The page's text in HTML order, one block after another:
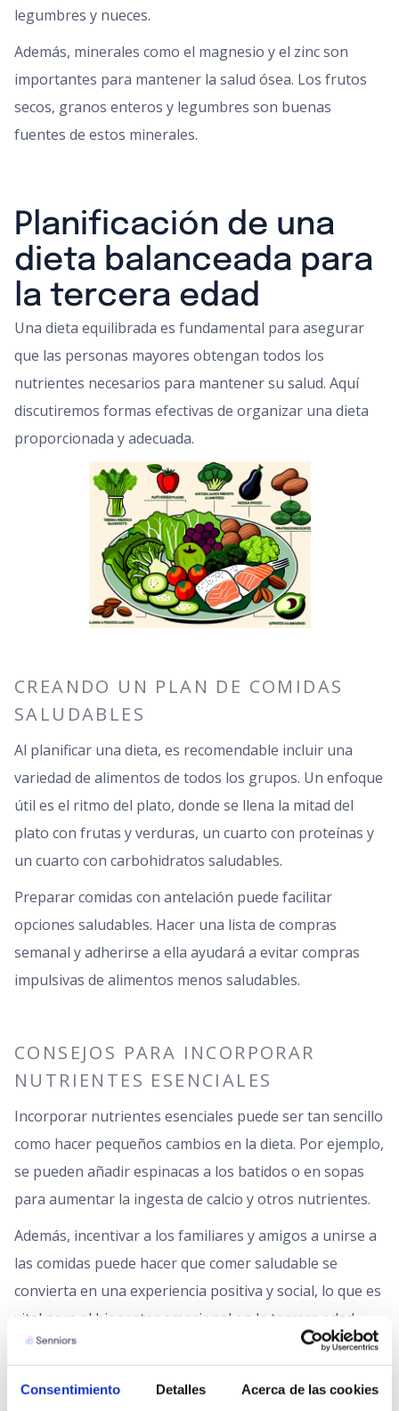
Consentimiento Detalles Acerca de las cookies
legumbres y nueces.
Además, minerales como el magnesio y el zinc son
importantes para mantener la salud ósea. Los frutos
secos, granos enteros y legumbres son buenas
fuentes de estos minerales.
Planificación de una
dieta balanceada para
la tercera edad
Una dieta equilibrada es fundamental para asegurar
que las personas mayores obtengan todos los
nutrientes necesarios para mantener su salud. Aquí
discutiremos formas efectivas de organizar una dieta
proporcionada y adecuada.
CREANDO UN PLAN DE COMIDAS
SALUDABLES
Al planificar una dieta, es recomendable incluir una
variedad de alimentos de todos los grupos. Un enfoque
útil es el ritmo del plato, donde se llena la mitad del
plato con frutas y verduras, un cuarto con proteínas y
un cuarto con carbohidratos saludables.
Preparar comidas con antelación puede facilitar
opciones saludables. Hacer una lista de compras
semanal y adherirse a ella ayudará a evitar compras
impulsivas de alimentos menos saludables.
CONSEJOS PARA INCORPORAR
NUTRIENTES ESENCIALES
Incorporar nutrientes esenciales puede ser tan sencillo
como hacer pequeños cambios en la dieta. Por ejemplo,
se pueden añadir espinacas a los batidos o en sopas
para aumentar la ingesta de calcio y otros nutrientes.
Además, incentivar a los familiares y amigos a unirse a
las comidas puede hacer que comer saludable se
convierta en una experiencia positiva y social, lo que es
vital para el bienestar emocional en la tercera edad.